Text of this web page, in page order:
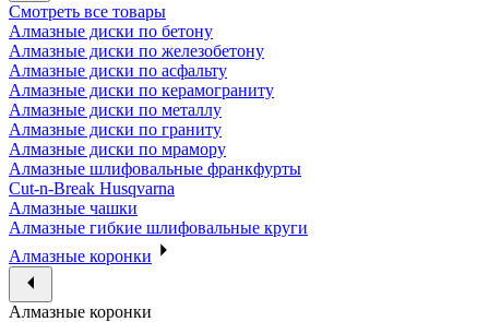
Смотреть все товары
Алмазные диски по бетону
Алмазные диски по железобетону
Алмазные диски по асфальту
Алмазные диски по керамограниту
Алмазные диски по металлу
Алмазные диски по граниту
Алмазные диски по мрамору
Алмазные шлифовальные франкфурты
Cut-n-Break Husqvarna
Алмазные чашки
Алмазные гибкие шлифовальные круги
Алмазные коронки
Алмазные коронки